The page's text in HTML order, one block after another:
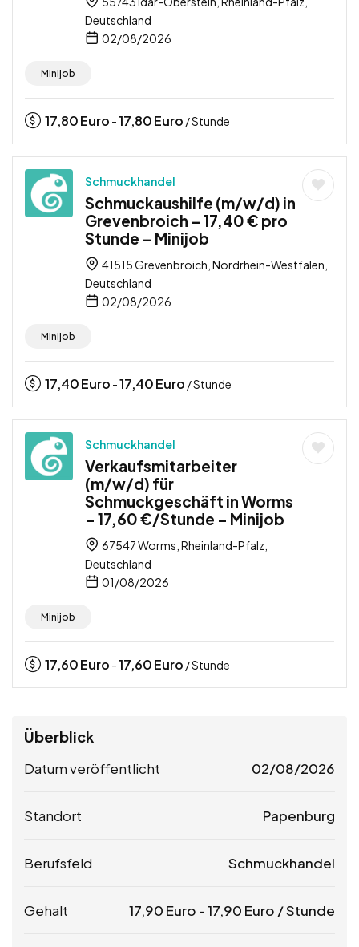
Deutschland
02/08/2026
Minijob
17,80Euro -17,80Euro / Stunde
Schmuckhandel
Schmuckaushilfe (m/w/d) in
Grevenbroich – 17,40 € pro
Stunde – Minijob
41515 Grevenbroich, Nordrhein-Westfalen,
Deutschland
02/08/2026
Minijob
17,40Euro -17,40Euro / Stunde
Schmuckhandel
Verkaufsmitarbeiter
(m/w/d) für
Schmuckgeschäft in Worms
– 17,60 €/Stunde – Minijob
67547 Worms, Rheinland-Pfalz,
Deutschland
01/08/2026
Minijob
17,60Euro -17,60Euro / Stunde
Überblick
Datum veröffentlicht 02/08/2026
Standort Papenburg
Berufsfeld Schmuckhandel
Gehalt 17,90 Euro -17,90 Euro / Stunde